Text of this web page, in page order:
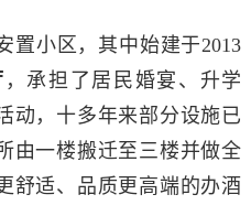
置小区，其中始建于2013
，承担了居民婚宴、升学
动，十多年来部分设施已
由一楼搬迁至三楼并做全
舒适、品质更高端的办酒